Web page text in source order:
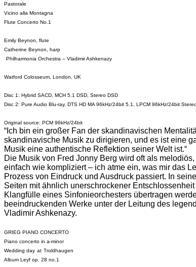
Pastorale
Vicino alla Montagna
Flute Concerto No.1
Emily Beynon , flute
Catherine Beynon
harp
Philharmonia Orchestra – Vladimir Ashkenazy
Watford Colosseum , London, UK
Disc 1: Hybrid SACD, MCH 5.1 DSD, Stereo DSD
Disc 2: Pure Audio Blu-ray, DTS HD MA 96kHz/24bit 5.1, LPCM 96kHz/24bit
Original source: PCM 96kHz/24bit
“ Ich bin ein großer Fan der skandinavischen
skandinavische Musik zu dirigieren, und es ist eine
Musik eine authentische Reflektion seiner Welt ist.“
Die Musik von Fred Jonny Berg wird oft als
einfach wie kompliziert – ich atme ein, was mir das
Prozess von Eindruck und Ausdruck passiert. In
Seiten mit ähnlich unerschrockener
Klangfülle eines Sinfonieorchesters übertragen
beeindruckenden Werke unter der Leitung des
Vladimir Ashkenazy.
GRIEG PIANO CONCERTO
Piano concerto in a-minor
Wedding day at Troldhaugen
Album Leyf op. 28 no.1